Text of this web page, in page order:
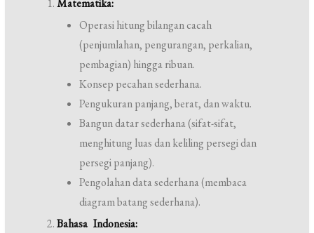
Operasi hitung bilangan cacah
(penjumlahan, pengurangan, perkalian,
pembagian) hingga ribuan.
Konsep pecahan sederhana.
Pengukuran panjang, berat, dan waktu.
Bangun datar sederhana (sifat-sifat,
menghitung luas dan keliling persegi dan
persegi panjang).
Pengolahan data sederhana (membaca
diagram batang sederhana).
Bahasa Indonesia: